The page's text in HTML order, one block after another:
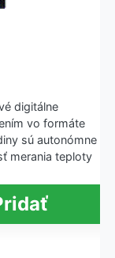
digitálne
vo formáte
sú autonómne
merania teploty